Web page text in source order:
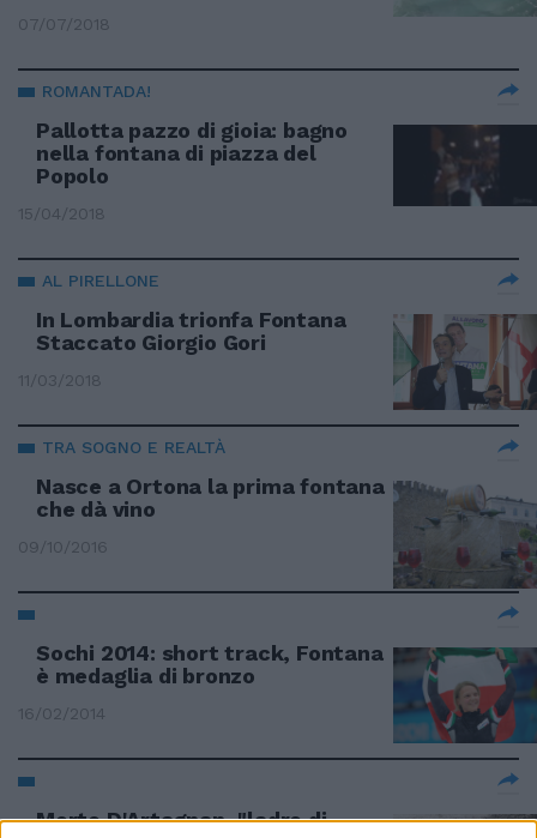
07/07/2018
ROMANTADA!
Pallotta pazzo di gioia: bagno
nella fontana di piazza del
Popolo
15/04/2018
AL PIRELLONE
In Lombardia trionfa Fontana
Staccato Giorgio Gori
11/03/2018
TRA SOGNO E REALTÀ
Nasce a Ortona la prima fontana
che dà vino
09/10/2016
Sochi 2014: short track, Fontana
è medaglia di bronzo
16/02/2014
Morto D'Artagnan, "ladro di